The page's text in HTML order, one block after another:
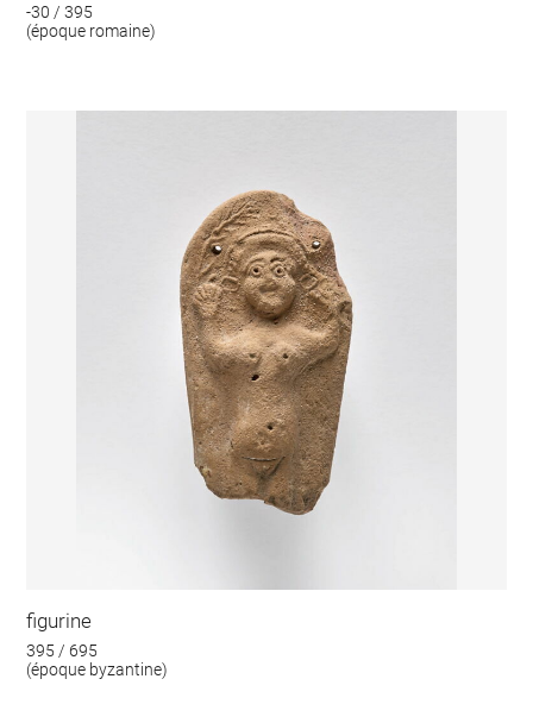
-30 / 395
(époque romaine)
figurine
395 / 695
(époque byzantine)